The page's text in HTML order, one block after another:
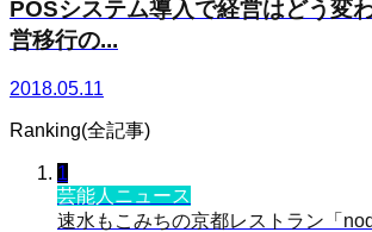
POSシステム導入で経営はどう変
営移行の...
2018.05.11
Ranking(全記事)
1
芸能人ニュース
速水もこみちの京都レストラン「